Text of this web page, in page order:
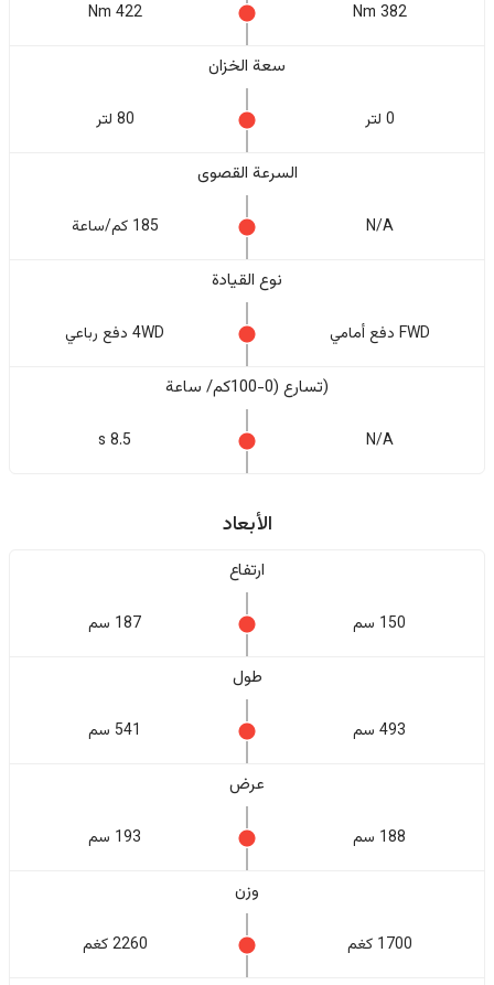
382 Nm
422 Nm
سعة الخزان
0 لتر 80 لتر
السرعة القصوى
N/A 185 كم/ساعة
نوع القيادة
FWD دفع أمامي 4WD دفع رباعي
(تسارع (0-100كم/ ساعة
N/A
8.5 s
الأبعاد
ارتفاع
150 سم 187 سم
طول
493 سم 541 سم
عرض
188 سم 193 سم
وزن
1700 كغم 2260 كغم